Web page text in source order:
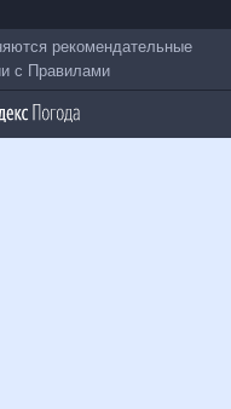
применяются
сПравилами